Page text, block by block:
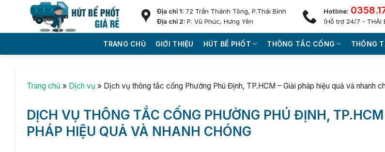
Địa chỉ 1: 72 Trần Thánh Tông, P.Thái Bình
Địa chỉ 2:P. Vũ Phúc, Hưng Yên
Hotline:
(Hỗ trợ 24/7 - THÁI
TRANG CHỦ GIỚI THIỆU HÚT BỂ PHỐT THÔNG TẮC CỐNG THÔNG
Trang chủ » Dịch vụ » Dịch vụ thông tắc cống Phường Phú Định, TP.HCM – Giải pháp hiệu quả và nhanh
DỊCH VỤ THÔNG TẮC CỐNG PHƯỜNG PHÚ ĐỊNH, TP.HCM
PHÁP HIỆU QUẢ VÀ NHANH CHÓNG